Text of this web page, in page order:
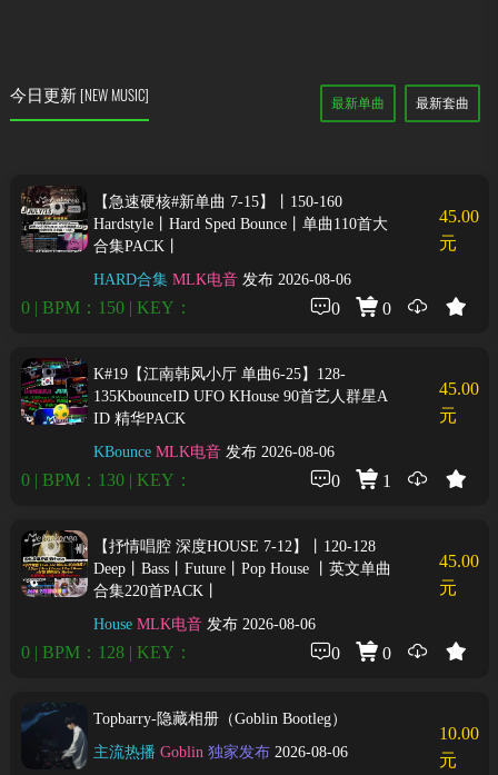
今日更新 [NEW MUSIC] 最新单曲 最新套曲
【急速硬核#新单曲 7-15】丨150-160
Hardstyle丨Hard Sped Bounce丨单曲110首大
合集PACK丨
HARD合集 MLK电音 发布 2026-08-06
45.00
元
0 | BPM：150 | KEY： 0 0
K#19【江南韩风小厅 单曲6-25】128-
135KbounceID UFO KHouse 90首艺人群星A
ID 精华PACK
KBounce MLK电音 发布 2026-08-06
45.00
元
0 | BPM：130 | KEY： 0 1
【抒情唱腔 深度HOUSE 7-12】丨120-128
Deep丨Bass丨Future丨Pop House 丨英文单曲
合集220首PACK丨
House MLK电音 发布 2026-08-06
45.00
元
0 | BPM：128 | KEY： 0 0
Topbarry-隐藏相册（Goblin Bootleg）
主流热播 Goblin 独家发布 2026-08-06
10.00
元